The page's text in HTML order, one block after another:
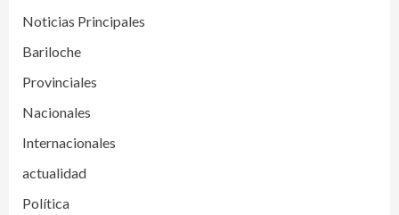
Noticias Principales
Bariloche
Provinciales
Nacionales
Internacionales
actualidad
Política